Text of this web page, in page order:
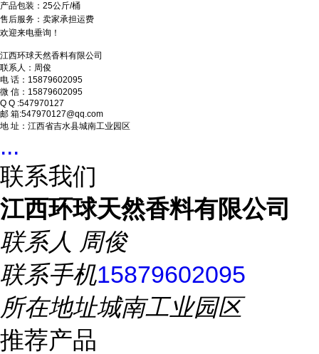
产品包装：25公斤/桶
售后服务：卖家承担运费
欢迎来电垂询！
江西环球天然香料有限公司
联系人：周俊
电 话：15879602095
微 信：15879602095
Q Q :547970127
邮 箱:547970127@qq.com
地 址：江西省吉水县城南工业园区
...
联系我们
江西环球天然香料有限公司
联系人 周俊
联系手机15879602095
所在地址城南工业园区
推荐产品